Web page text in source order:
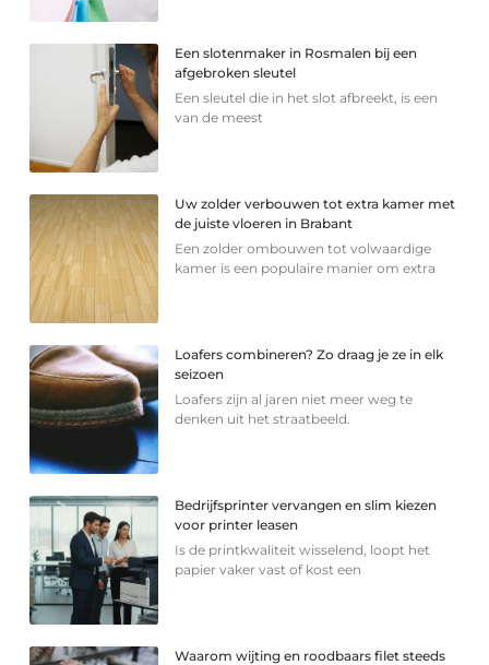
Een slotenmaker in Rosmalen bij een
afgebroken sleutel
Een sleutel die in het slot afbreekt, is een
van de meest
Uw zolder verbouwen tot extra kamer met
de juiste vloeren in Brabant
Een zolder ombouwen tot volwaardige
kamer is een populaire manier om extra
Loafers combineren? Zo draag je ze in elk
seizoen
Loafers zijn al jaren niet meer weg te
denken uit het straatbeeld.
Bedrijfsprinter vervangen en slim kiezen
voor printer leasen
Is de printkwaliteit wisselend, loopt het
papier vaker vast of kost een
Waarom wijting en roodbaars filet steeds